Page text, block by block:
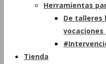
Herramientas
De talleres
Tienda